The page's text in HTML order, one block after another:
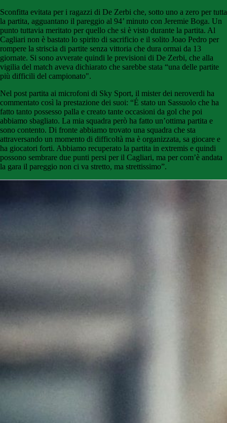
Sconfitta evitata per i ragazzi di De Zerbi che, sotto uno a zero per tutta
la partita, agguantano il pareggio al 94’ minuto con Jeremie Boga. Un
punto tuttavia meritato per quello che si è visto durante la partita. Al
Cagliari non è bastato lo spirito di sacrificio e il solito Joao Pedro per
rompere la striscia di partite senza vittoria che dura ormai da 13
giornate. Si sono avverate quindi le previsioni di De Zerbi, che alla
vigilia del match aveva dichiarato che sarebbe stata “una delle partite
più difficili del campionato".
Nel post partita ai microfoni di Sky Sport, il mister dei neroverdi ha
commentato così la prestazione dei suoi: “É stato un Sassuolo che ha
fatto tanto possesso palla e creato tante occasioni da gol che poi
abbiamo sbagliato. La mia squadra però ha fatto un’ottima partita e
sono contento. Di fronte abbiamo trovato una squadra che sta
attraversando un momento di difficoltà ma è organizzata, sa giocare e
ha giocatori forti. Abbiamo recuperato la partita in extremis e quindi
possono sembrare due punti persi per il Cagliari, ma per com’è andata
la gara il pareggio non ci va stretto, ma strettissimo”.